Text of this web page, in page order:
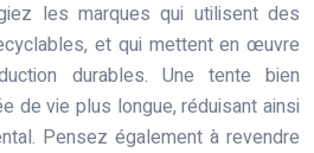
les marques qui utilisent des
et qui mettent en œuvre
durables. Une tente bien
de vie plus longue, réduisant ainsi
Pensez également à revendre